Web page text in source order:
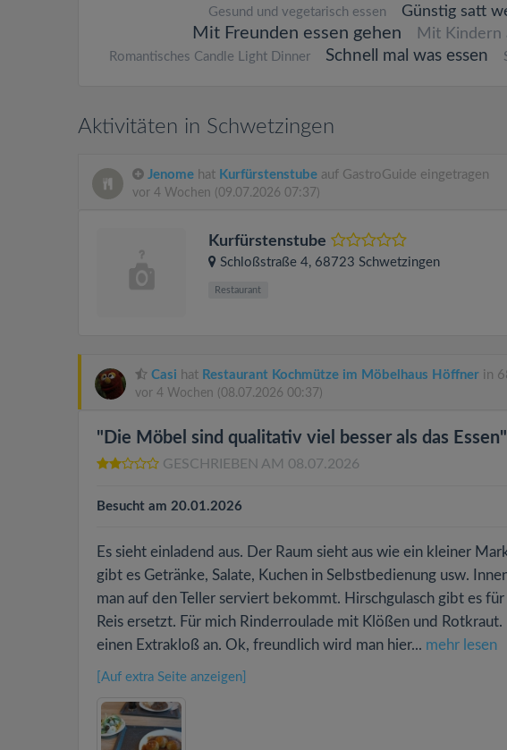
Gesund und vegetarisch essen Günstig satt
Mit Freunden essen gehen
Mit Kindern
Romantisches Candle Light Dinner Schnell mal was essen
Aktivitäten in Schwetzingen
Jenome hat Kurfürstenstube auf GastroGuide eingetragen
vor 4 Wochen (09.07.2026 07:37)
Kurfürstenstube
Schloßstraße 4, 68723 Schwetzingen
Restaurant
Casi hat Restaurant Kochmütze im Möbelhaus Höffner in
vor 4 Wochen (08.07.2026 00:37)
"Die Möbel sind qualitativ viel besser als das Essen"
GESCHRIEBEN AM 08.07.2026
Besucht am 20.01.2026
Es sieht einladend aus. Der Raum sieht aus wie ein kleiner
gibt es Getränke, Salate, Kuchen in Selbstbedienung usw.
man auf den Teller serviert bekommt. Hirschgulasch gibt es
Reis ersetzt. Für mich Rinderroulade mit Klößen und
einen Extrakloß an. Ok, freundlich wird man hier... mehr lesen
[Auf extra Seite anzeigen]